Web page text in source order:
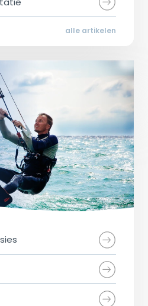
alle artikelen